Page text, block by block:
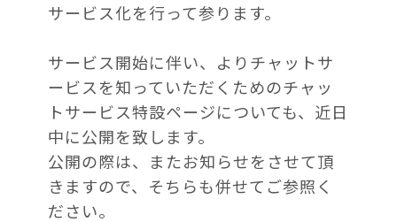
サービス化を行って参ります。
サービス開始に伴い、よりチャットサ
ービスを知っていただくためのチャッ
トサービス特設ページについても、近日
中に公開を致します。
公開の際は、またお知らせをさせて頂
きますので、そちらも併せてご参照く
ださい。